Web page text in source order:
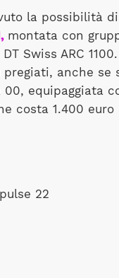
la possibilità
montata con
Swiss ARC
anche se
equipaggiata
costa 1.400